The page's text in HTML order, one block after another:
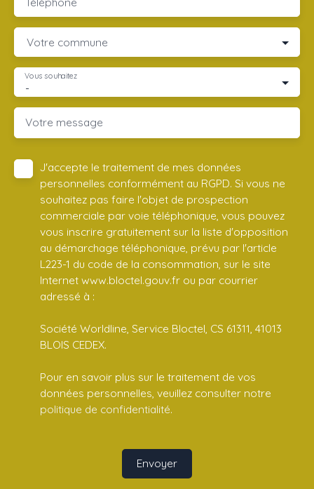
Votre commune
-
Vous souhaitez
Votre message
J'accepte le traitement de mes données
personnelles conformément au RGPD. Si vous ne
souhaitez pas faire l'objet de prospection
commerciale par voie téléphonique, vous pouvez
vous inscrire gratuitement sur la liste d'opposition
au démarchage téléphonique, prévu par l'article
L223-1 du code de la consommation, sur le site
Internet www.bloctel.gouv.fr ou par courrier
adressé à :
Société Worldline, Service Bloctel, CS 61311, 41013
BLOIS CEDEX.
Pour en savoir plus sur le traitement de vos
données personnelles, veuillez consulter notre
politique de confidentialité.
Envoyer